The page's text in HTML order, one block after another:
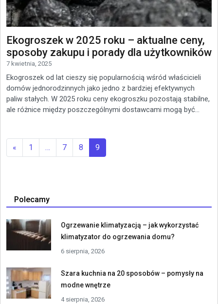
Ekogroszek w 2025 roku – aktualne ceny,
sposoby zakupu i porady dla użytkowników
7 kwietnia, 2025
Ekogroszek od lat cieszy się popularnością wśród właścicieli
domów jednorodzinnych jako jedno z bardziej efektywnych
paliw stałych. W 2025 roku ceny ekogroszku pozostają stabilne,
ale różnice między poszczególnymi dostawcami mogą być...
« 1 … 7 8 9
Polecamy
Ogrzewanie klimatyzacją – jak wykorzystać
klimatyzator do ogrzewania domu?
6 sierpnia, 2026
Szara kuchnia na 20 sposobów – pomysły na
modne wnętrze
4 sierpnia, 2026